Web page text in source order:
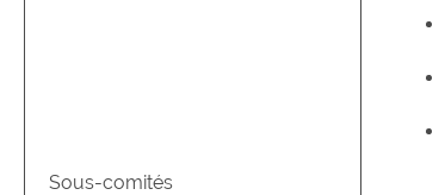
Sous-comités